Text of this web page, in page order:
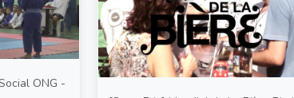
ONG -